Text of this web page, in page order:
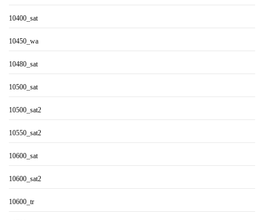
10400_sat
10450_wa
10480_sat
10500_sat
10500_sat2
10550_sat2
10600_sat
10600_sat2
10600_tr